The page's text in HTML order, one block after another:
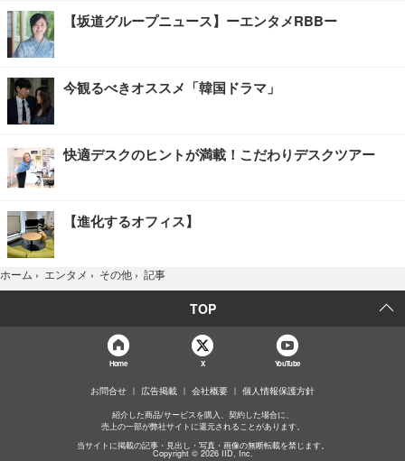
【坂道グループニュース】ーエンタメRBBー
今観るべきオススメ「韓国ドラマ」
快適デスクのヒントが満載！こだわりデスクツアー
【進化するオフィス】
ホーム › エンタメ › その他 › 記事
TOP
Home X YouTube
お問合せ 広告掲載 会社概要 個人情報保護方針
紹介した商品/サービスを購入、契約した場合に、
売上の一部が弊社サイトに還元されることがあります。
当サイトに掲載の記事・見出し・写真・画像の無断転載を禁じます。
Copyright © 2026 IID, Inc.